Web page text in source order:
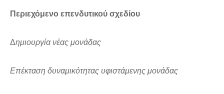
Περιεχόμενο επενδυτικού σχεδίου
Δημιουργία νέας μονάδας
Επέκταση δυναμικότητας υφιστάμενης μονάδας